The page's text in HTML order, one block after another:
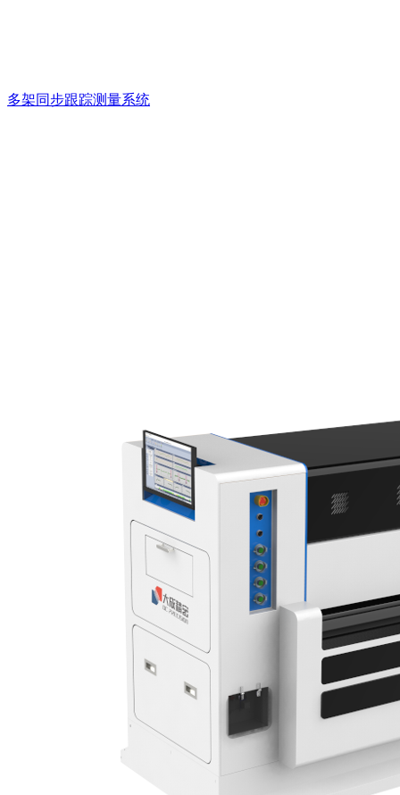
多架同步跟踪测量系统